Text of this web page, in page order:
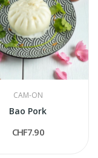
CAM-ON
Bao Pork
CHF7.90